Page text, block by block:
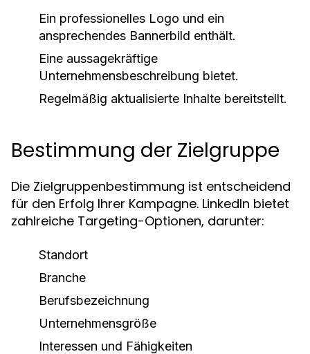
Ein professionelles Logo und ein
ansprechendes Bannerbild enthält.
Eine aussagekräftige
Unternehmensbeschreibung bietet.
Regelmäßig aktualisierte Inhalte bereitstellt.
Bestimmung der Zielgruppe
Die Zielgruppenbestimmung ist entscheidend
für den Erfolg Ihrer Kampagne. LinkedIn bietet
zahlreiche Targeting-Optionen, darunter:
Standort
Branche
Berufsbezeichnung
Unternehmensgröße
Interessen und Fähigkeiten